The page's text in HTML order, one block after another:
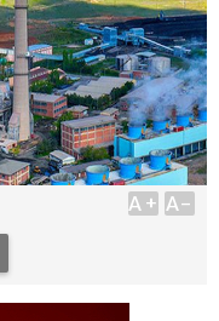
A+ A-